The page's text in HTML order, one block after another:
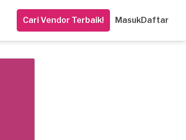
Cari Vendor Terbaik! MasukDaftar